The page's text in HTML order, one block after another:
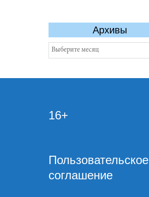
Архивы
Архивы
16+
Пользовательское
соглашение